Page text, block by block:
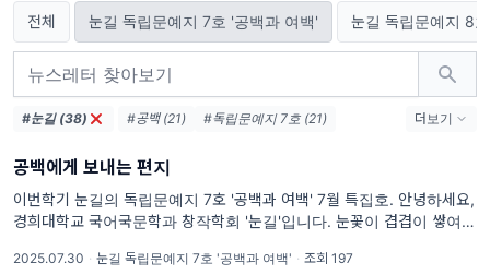
전체 눈길 독립문예지 7호 '공백과 여백' 눈길 독립문예지 8
#눈길 (38) #공백 (21)
#독립문예지 7호 (21)
#독립문예지 8호 (13)
#시작 (4)
#성장 (4)
#독립문예지 9호 (4)
#1년 뒤 나에게 보내는 편지 (4)
더보기
공백에게 보내는 편지
이번학기 눈길의 독립문예지 7호 '공백과 여백' 7월 특집호. 안녕하세요,
경희대학교 국어국문학과 창작학회 '눈길'입니다. 눈꽃이 겹겹이 쌓여 아
바라며 매학기 독립문예지를
2025.07.30 · 눈길 독립문예지 7호 '공백과 여백' · 조회 197